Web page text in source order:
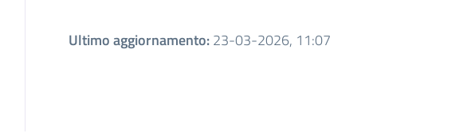
Ultimo aggiornamento:23-03-2026, 11:07